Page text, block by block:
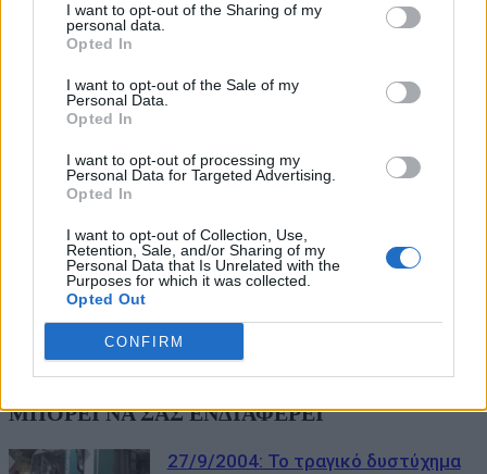
I want to opt-out of the Sharing of my
personal data.
Opted In
I want to opt-out of the Sale of my
Personal Data.
Opted In
I want to opt-out of processing my
Personal Data for Targeted Advertising.
Opted In
I want to opt-out of Collection, Use,
Retention, Sale, and/or Sharing of my
Personal Data that Is Unrelated with the
Purposes for which it was collected.
Opted Out
CONFIRM
ΜΠΟΡΕΙ ΝΑ ΣΑΣ ΕΝΔΙΑΦΕΡΕΙ
27/9/2004: Το τραγικό δυστύχημα